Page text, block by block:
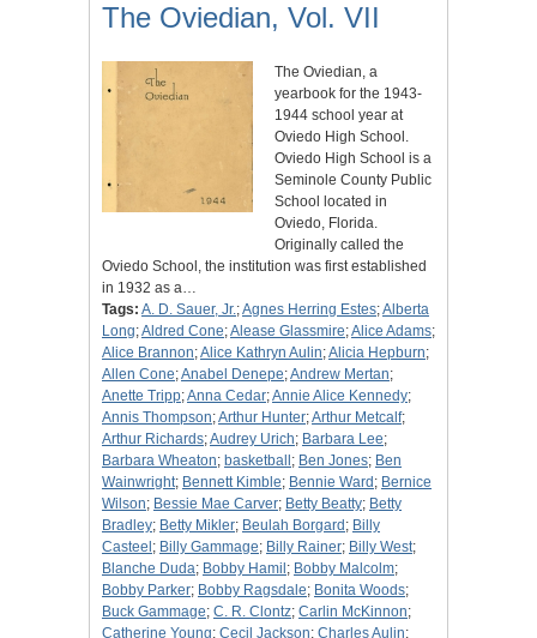
The Oviedian, Vol. VII
The Oviedian, a
yearbook for the 1943-
1944 school year at
Oviedo High School.
Oviedo High School is a
Seminole County Public
School located in
Oviedo, Florida.
Originally called the
Oviedo School, the institution was first established
in 1932 as a…
Tags: A. D. Sauer, Jr.;Agnes Herring Estes;Alberta
Long;Aldred Cone;Alease Glassmire;Alice Adams;
Alice Brannon;Alice Kathryn Aulin;Alicia Hepburn;
Allen Cone;Anabel Denepe;Andrew Mertan;
Anette Tripp;Anna Cedar;Annie Alice Kennedy;
Annis Thompson;Arthur Hunter;Arthur Metcalf;
Arthur Richards;Audrey Urich; Barbara Lee;
Barbara Wheaton; basketball ; Ben Jones; Ben
Wainwright; Bennett Kimble; Bennie Ward ; Bernice
Wilson; Bessie Mae Carver; Betty Beatty; Betty
Bradley; Betty Mikler; Beulah Borgard ; Billy
Casteel ; Billy Gammage; Billy Rainer; Billy West;
Blanche Duda; Bobby Hamil ; Bobby Malcolm;
Bobby Parker; Bobby Ragsdale; Bonita Woods;
Buck Gammage; C. R. Clontz; Carlin McKinnon;
Catherine Young; Cecil Jackson; Charles Aulin;